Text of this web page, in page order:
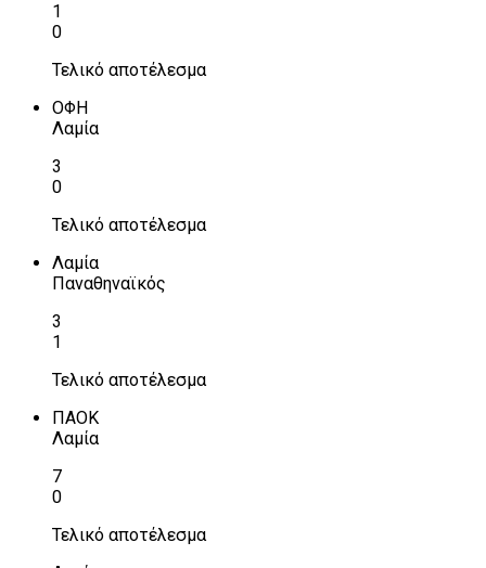
1
0
Τελικό αποτέλεσμα
ΟΦΗ
Λαμία
3
0
Τελικό αποτέλεσμα
Λαμία
Παναθηναϊκός
3
1
Τελικό αποτέλεσμα
ΠΑΟΚ
Λαμία
7
0
Τελικό αποτέλεσμα